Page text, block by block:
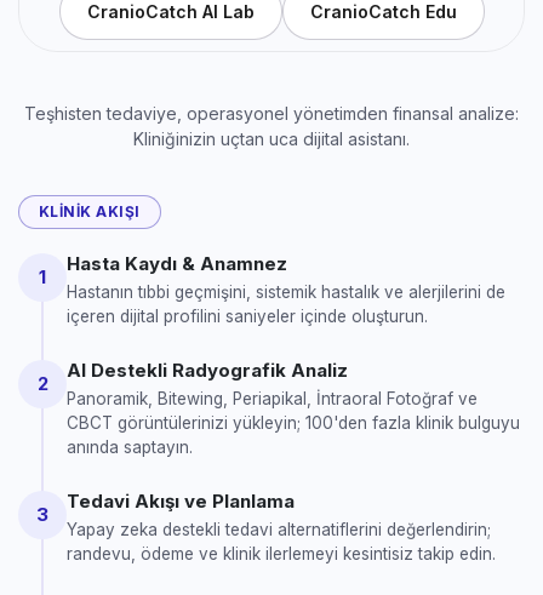
CranioCatch AI Lab CranioCatch Edu
Teşhisten tedaviye, operasyonel yönetimden finansal analize:
Kliniğinizin uçtan uca dijital asistanı.
KLINIK AKIŞI
1
Hasta Kaydı & Anamnez
Hastanın tıbbi geçmişini, sistemik hastalık ve alerjilerini de
içeren dijital profilini saniyeler içinde oluşturun.
2
AI Destekli Radyografik Analiz
Panoramik, Bitewing, Periapikal, İntraoral Fotoğraf ve
CBCT görüntülerinizi yükleyin; 100'den fazla klinik bulguyu
anında saptayın.
3
Tedavi Akışı ve Planlama
Yapay zeka destekli tedavi alternatiflerini değerlendirin;
randevu, ödeme ve klinik ilerlemeyi kesintisiz takip edin.